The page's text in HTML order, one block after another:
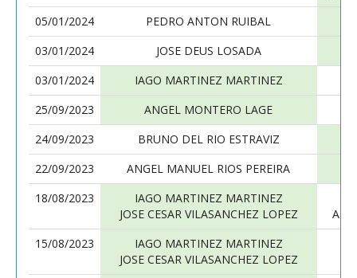
05/01/2024
PEDRO ANTON RUIBAL
03/01/2024
JOSE DEUS LOSADA
03/01/2024
IAGO MARTINEZ MARTINEZ
25/09/2023
ANGEL MONTERO LAGE
24/09/2023
BRUNO DEL RIO ESTRAVIZ
22/09/2023
ANGEL MANUEL RIOS PEREIRA
18/08/2023
IAGO MARTINEZ MARTINEZ
JOSE CESAR VILASANCHEZ LOPEZ
15/08/2023
IAGO MARTINEZ MARTINEZ
JOSE CESAR VILASANCHEZ LOPEZ